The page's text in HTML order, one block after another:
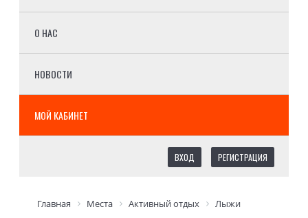
О НАС
НОВОСТИ
МОЙ КАБИНЕТ
ВХОД РЕГИСТРАЦИЯ
Главная Места Активный отдых Лыжи